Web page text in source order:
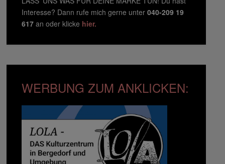
Interesse? Dann rufe mich gerne unter040-209 19
617 an oder klicke hier.
WERBUNG ZUM ANKLICKEN: